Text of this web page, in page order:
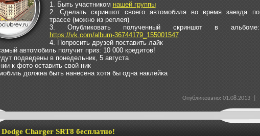
1. Быть участником нашей группы
2. Сделать скриншот своего автомобиля во время заезда по
трассе (можно из реплея)
3. Опубликовать полученный скриншот в альбоме:
https://vk.com/album-36744179_155001547
4. Попросить друзей поставить лайк
автомобиль получит приз: 10 000 кредитов!
подведены в понедельник, 5 августа
к фото оставить свой ник
должна быть нанесена хотя бы одна наклейка
Опубликовано: 01.08.2013 |
Charger SRT8 бесплатно!